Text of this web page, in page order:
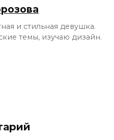
и стильная девушка.
темы, изучаю дизайн.